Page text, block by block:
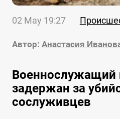
02 May 19:27
Автор: Анастасия
Военнослужащий
задержан за
сослуживцев